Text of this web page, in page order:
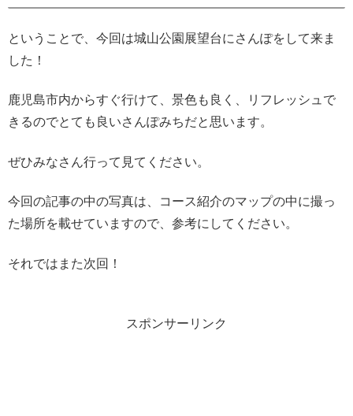
ということで、今回は城山公園展望台にさんぽをして来ま
した！
鹿児島市内からすぐ行けて、景色も良く、リフレッシュで
きるのでとても良いさんぽみちだと思います。
ぜひみなさん行って見てください。
今回の記事の中の写真は、コース紹介のマップの中に撮っ
た場所を載せていますので、参考にしてください。
それではまた次回！
スポンサーリンク